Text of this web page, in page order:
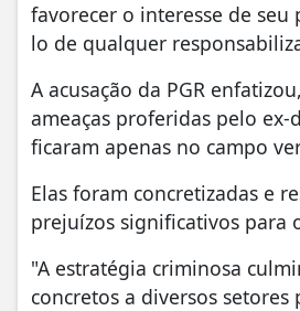
favorecer o interesse de seu
lo de qualquer
A acusação da PGR
ameaças proferidas pelo ex-
ficaram apenas no campo
Elas foram concretizadas e
prejuízos significativos para
"A estratégia criminosa
concretos a diversos setores